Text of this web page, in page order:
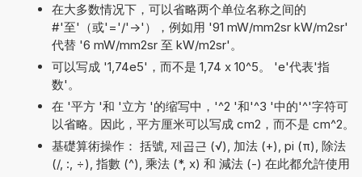
在大多数情况下，可以省略两个单位名称之间的
#'至'（或'='/'->'），例如用 '91 mW/mm2sr kW/m2sr'
代替 '6 mW/mm2sr 至 kW/m2sr'。
可以写成 '1,74e5'，而不是 1,74 x 10^5。 'e'代表'指
数'。
在 '平方 '和 '立方 '的缩写中，'^2 '和'^3 '中的'^'字符可
以省略。因此，平方厘米可以写成 cm2，而不是 cm^2。
基礎算術操作： 括號, 제곱근 (√), 加法 (+), pi (π), 除法
(/, :, ÷), 指數 (^), 乘法 (*, x) 和 減法 (-) 在此都允許使用